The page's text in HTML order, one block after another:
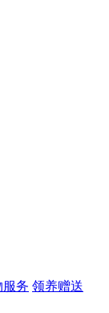
服务 领养赠送